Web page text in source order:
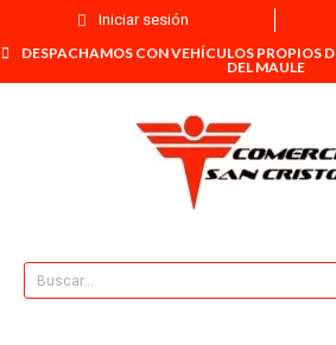
Iniciar sesión
DESPACHAMOS CON VEHÍCULOS PROPIOS
DEL MAULE